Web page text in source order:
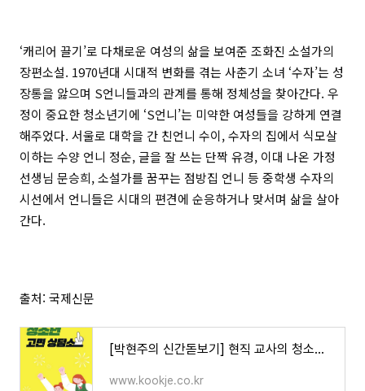
‘캐리어 끌기’로 다채로운 여성의 삶을 보여준 조화진 소설가의
장편소설. 1970년대 시대적 변화를 겪는 사춘기 소녀 ‘수자’는 성
장통을 앓으며 S언니들과의 관계를 통해 정체성을 찾아간다. 우
정이 중요한 청소년기에 ‘S언니’는 미약한 여성들을 강하게 연결
해주었다. 서울로 대학을 간 친언니 수이, 수자의 집에서 식모살
이하는 수양 언니 정순, 글을 잘 쓰는 단짝 유경, 이대 나온 가정
선생님 문승희, 소설가를 꿈꾸는 점방집 언니 등 중학생 수자의
시선에서 언니들은 시대의 편견에 순응하거나 맞서며 삶을 살아
간다.
출처: 국제신문
[박현주의 신간돋보기] 현직 교사의 청소년 고민 상담 外
www.kookje.co.kr